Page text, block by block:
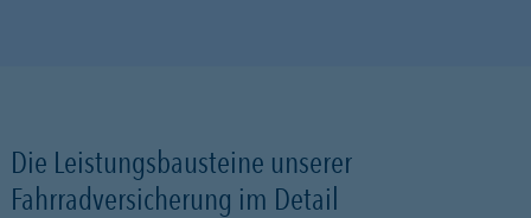
Die Leistungsbausteine unserer
Fahrradversicherung im Detail